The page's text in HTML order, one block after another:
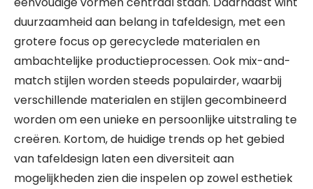
duurzaamheid aan belang in tafeldesign, met een
grotere focus op gerecyclede materialen en
ambachtelijke productieprocessen. Ook mix-and-
match stijlen worden steeds populairder, waarbij
verschillende materialen en stijlen gecombineerd
worden om een unieke en persoonlijke uitstraling te
creëren. Kortom, de huidige trends op het gebied
van tafeldesign laten een diversiteit aan
mogelijkheden zien die inspelen op zowel esthetiek